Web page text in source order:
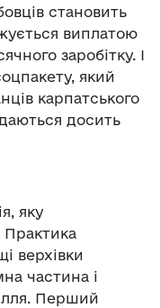
становить
виплатою
заробітку. І
який
карпатського
досить
яку
Практика
верхівки
частина і
Перший